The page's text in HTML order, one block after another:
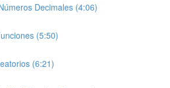
Decimales (4:06)
(5:50)
(6:21)